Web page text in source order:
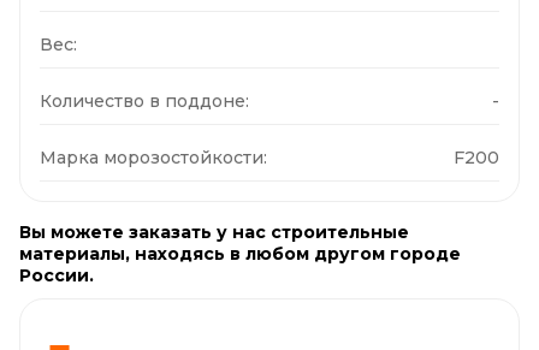
Вес:
Количество в поддоне: -
Марка морозостойкости: F200
Вы можете заказать у нас строительные
материалы, находясь в любом другом городе
России.